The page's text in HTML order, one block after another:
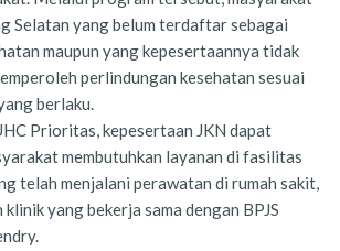
Selatan yang belum terdaftar sebagai
maupun yang kepesertaannya tidak
perlindungan kesehatan sesuai
berlaku.
Prioritas, kepesertaan JKN dapat
membutuhkan layanan di fasilitas
telah menjalani perawatan di rumah sakit,
klinik yang bekerja sama dengan BPJS